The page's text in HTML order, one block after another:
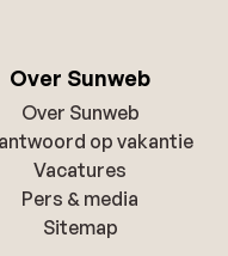
Over Sunweb
Over Sunweb
op vakantie
Vacatures
Pers & media
Sitemap